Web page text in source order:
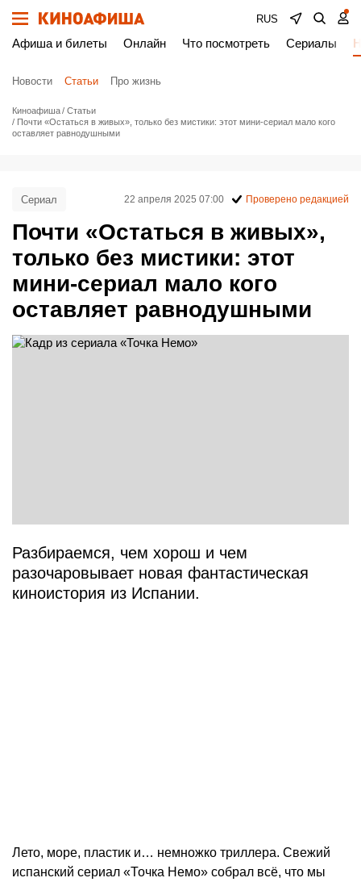
RUS
Афиша и билеты Онлайн Что посмотреть Сериалы
Новости Статьи Про жизнь
Киноафиша
Статьи
Почти «Остаться в живых», только без мистики: этот мини-сериал мало кого
оставляет равнодушными
Почти «Остаться в живых»,
только без мистики: этот
мини-сериал мало кого
оставляет равнодушными
Сериал 22 апреля 2025 07:00 Проверено редакцией
Разбираемся, чем хорош и чем
разочаровывает новая фантастическая
киноистория из Испании.
Лето, море, пластик и… немножко триллера. Свежий
испанский сериал «Точка Немо» собрал всё, что мы